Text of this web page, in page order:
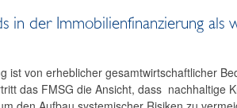
in der Immobilienfinanzierung als
ist von erheblicher gesamtwirtschaftlicher
das FMSG die Ansicht, dass nachhaltige